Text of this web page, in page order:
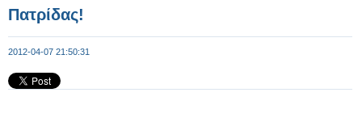
Πατρίδας!
2012-04-07 21:50:31